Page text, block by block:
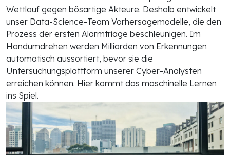
Wettlauf gegen bösartige Akteure. Deshalb entwickelt
unser Data-Science-Team Vorhersagemodelle, die den
Prozess der ersten Alarmtriage beschleunigen. Im
Handumdrehen werden Milliarden von Erkennungen
automatisch aussortiert, bevor sie die
Untersuchungsplattform unserer Cyber-Analysten
erreichen können. Hier kommt das maschinelle Lernen
ins Spiel.